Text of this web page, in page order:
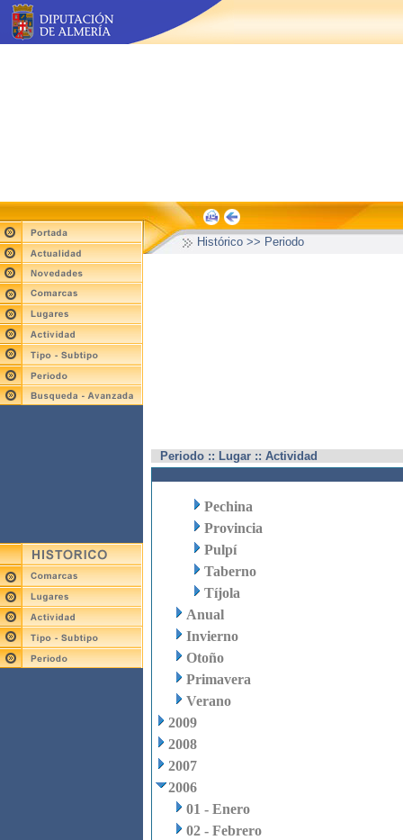
Histórico >> Periodo
Periodo :: Lugar :: Actividad
Pechina
Provincia
Pulpí
Taberno
Tíjola
Anual
Invierno
Otoño
Primavera
Verano
2009
2008
2007
2006
01 - Enero
02 - Febrero